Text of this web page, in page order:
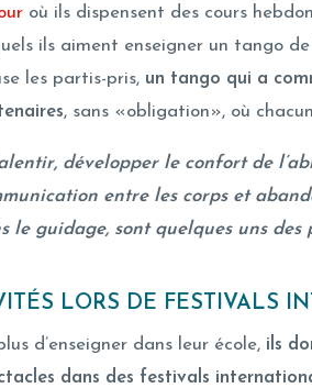
où ils dispensent des cours
ils aiment enseigner un tango
les partis-pris, un tango qui a
, sans «obligation», où
développer le confort de
entre les corps et
le guidage, sont quelques uns
LORS DE FESTIVALS
d’enseigner dans leur école, ils
dans des festivals